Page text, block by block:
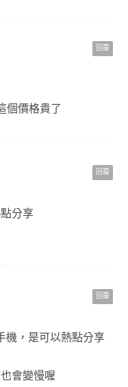
回覆
個價格貴了
回覆
分享
回覆
機，是可以熱點分享
會變慢喔